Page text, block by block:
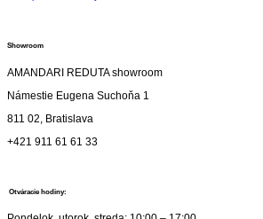
Showroom
AMANDARI REDUTA showroom
Námestie Eugena Suchoňa 1
811 02, Bratislava
+421 911 61 61 33
Otváracie hodiny: